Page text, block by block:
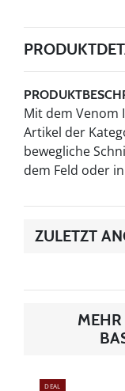
Mit dem Venom
Artikel der
bewegliche
dem Feld oder
ZULETZT
MEHR
DEAL